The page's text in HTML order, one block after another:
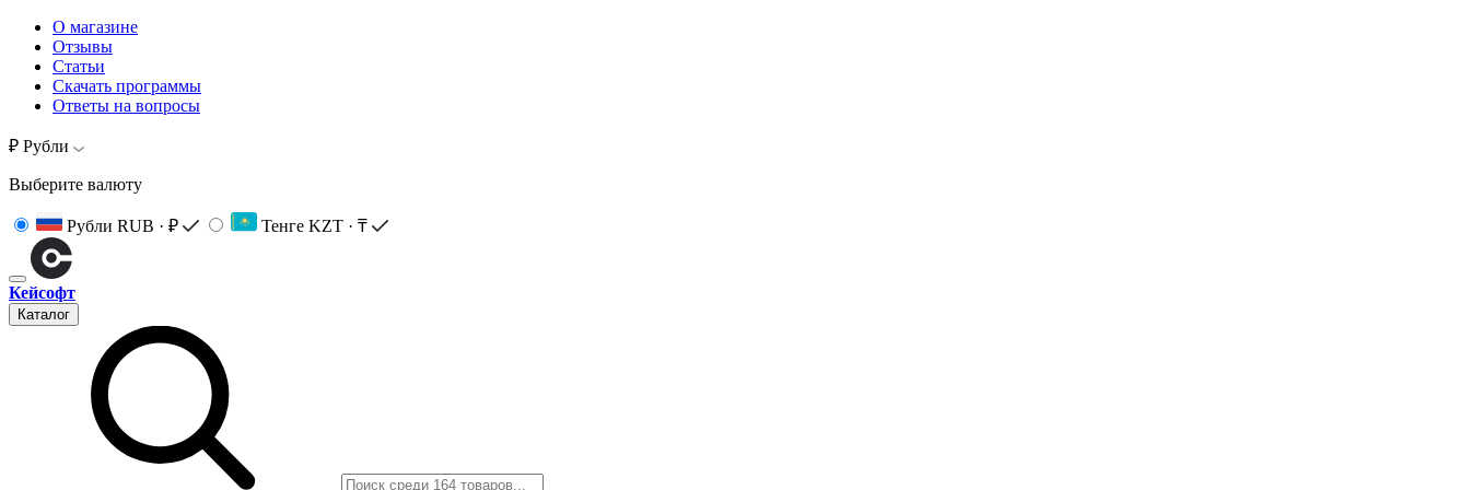
О магазине
Отзывы
Статьи
Скачать программы
Ответы на вопросы
₽ Рубли
Выберите валюту
Рубли RUB · ₽ Тенге KZT · ₸
Кейсофт
Каталог